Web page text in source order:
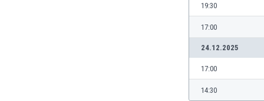
19:30
17:00
24.12.2025
17:00
14:30